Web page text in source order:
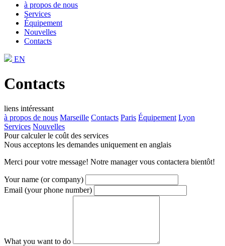
à propos de nous
Services
Équipement
Nouvelles
Contacts
EN
Contacts
liens intéressant
à propos de nous Marseille Contacts Paris Équipement Lyon
Services Nouvelles
Pour calculer le coût des services
Nous acceptons les demandes uniquement en anglais
Merci pour votre message! Notre manager vous contactera bientôt!
Your name (or company)
Email (your phone number)
What you want to do